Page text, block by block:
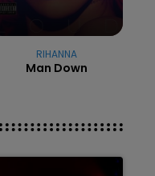
RIHANNA
Man Down